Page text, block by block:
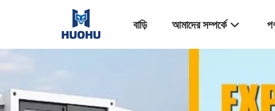
বাড়ি আমাদের সম্পর্কে